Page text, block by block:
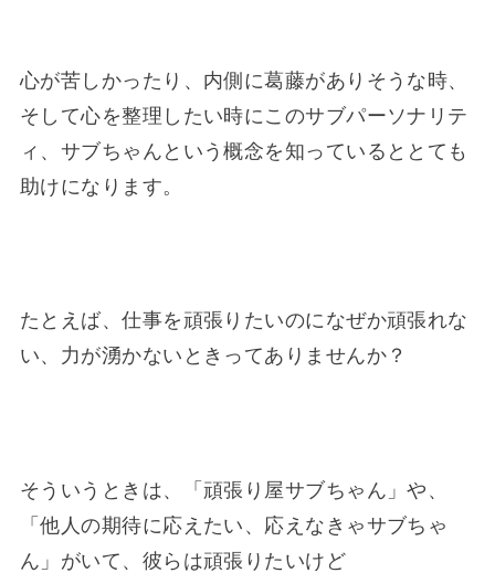
心が苦しかったり、内側に葛藤がありそうな時、
そして心を整理したい時にこのサブパーソナリテ
ィ、サブちゃんという概念を知っているととても
助けになります。
たとえば、仕事を頑張りたいのになぜか頑張れな
い、力が湧かないときってありませんか？
そういうときは、「頑張り屋サブちゃん」や、
「他人の期待に応えたい、応えなきゃサブちゃ
ん」がいて、彼らは頑張りたいけど